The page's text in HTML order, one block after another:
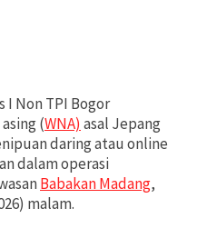
I Non TPI Bogor
(WNA) asal Jepang
daring atau online
dalam operasi
Babakan Madang,
malam.